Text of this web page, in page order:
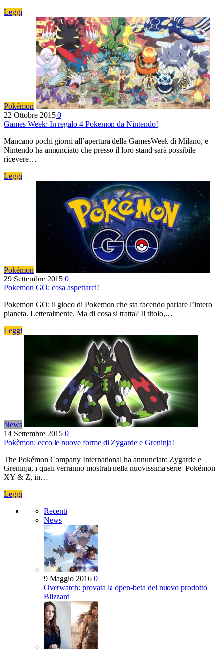
Leggi
Pokémon
22 Ottobre 2015 0
Games Week: In regalo 4 Pokemon da Nintendo!
Mancano pochi giorni all’apertura della GamesWeek di Milano, e
Nintendo ha annunciato che presso il loro stand sarà possibile
ricevere…
Leggi
Pokémon
29 Settembre 2015 0
Pokemon GO: cosa aspettarci!
Pokemon GO: il gioco di Pokemon che sta facendo parlare l’intero
pianeta. Letteralmente. Ma di cosa si tratta? Il titolo,…
Leggi
News
14 Settembre 2015 0
Pokèmon: ecco le nuove forme di Zygarde e Greninja!
The Pokémon Company International ha annunciato Zygarde e
Greninja, i quali verranno mostrati nella nuovissima serie Pokémon
XY & Z, in…
Leggi
Recenti
News
9 Maggio 2016 0
Overwatch: provata la open-beta del nuovo prodotto
Blizzard